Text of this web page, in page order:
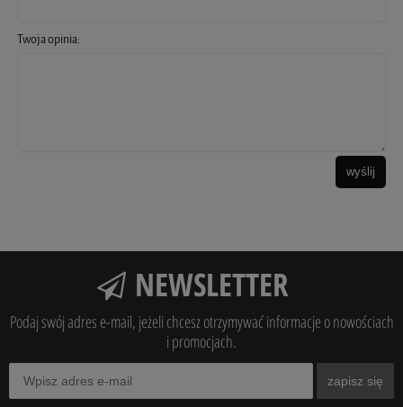
Twoja opinia:
wyślij
NEWSLETTER
Podaj swój adres e-mail, jeżeli chcesz otrzymywać informacje o nowościach
i promocjach.
zapisz się